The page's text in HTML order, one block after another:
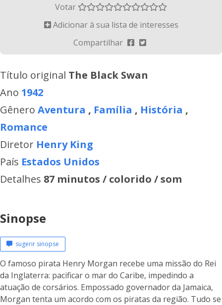
Votar
Adicionar à sua lista de interesses
Compartilhar
Título original The Black Swan
Ano 1942
Gênero Aventura , Família , História ,
Romance
Diretor Henry King
País Estados Unidos
Detalhes 87 minutos / colorido / som
Sinopse
sugerir sinopse
O famoso pirata Henry Morgan recebe uma missão do Rei
da Inglaterra: pacificar o mar do Caribe, impedindo a
atuação de corsários. Empossado governador da Jamaica,
Morgan tenta um acordo com os piratas da região. Tudo se